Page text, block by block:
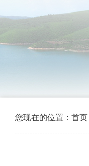
您现在的位置： 首页